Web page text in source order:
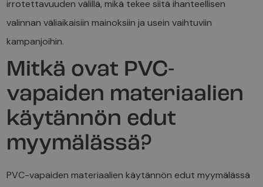
irrotettavuuden välillä, mikä tekee siitä ihanteellisen
valinnan väliaikaisiin mainoksiin ja usein vaihtuviin
kampanjoihin.
Mitkä ovat PVC-
vapaiden materiaalien
käytännön edut
myymälässä?
PVC-vapaiden materiaalien käytännön edut myymälässä